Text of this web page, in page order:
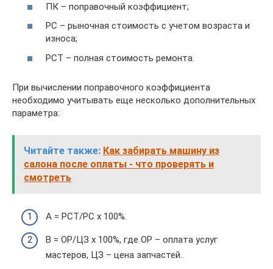
ПК – поправочный коэффициент;
РС – рыночная стоимость с учетом возраста и
износа;
РСТ – полная стоимость ремонта.
При вычислении поправочного коэффициента
необходимо учитывать еще несколько дополнительных
параметра:
Читайте также: Как забирать машину из
салона после оплаты - что проверять и
смотреть
А = РСТ/РС х 100%.
В = ОР/ЦЗ х 100%, где ОР – оплата услуг
мастеров, ЦЗ – цена запчастей.